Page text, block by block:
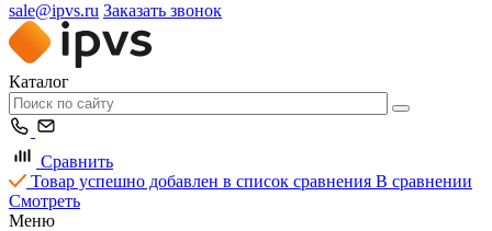
sale@ipvs.ru Заказать звонок
Каталог
Сравнить
Товар успешно добавлен в список сравнения В сравнении
Смотреть
Меню